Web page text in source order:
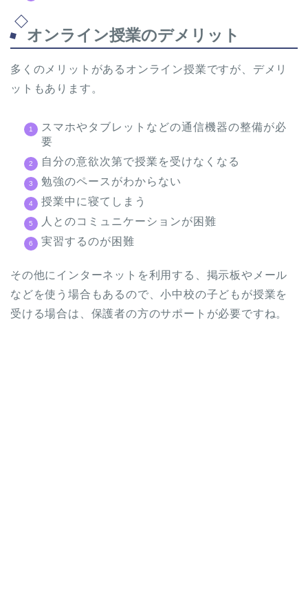
オンライン授業のデメリット
多くのメリットがあるオンライン授業ですが、デメリ
ットもあります。
スマホやタブレットなどの通信機器の整備が必
要
自分の意欲次第で授業を受けなくなる
勉強のペースがわからない
授業中に寝てしまう
人とのコミュニケーションが困難
実習するのが困難
その他にインターネットを利用する、掲示板やメール
などを使う場合もあるので、小中校の子どもが授業を
受ける場合は、保護者の方のサポートが必要ですね。